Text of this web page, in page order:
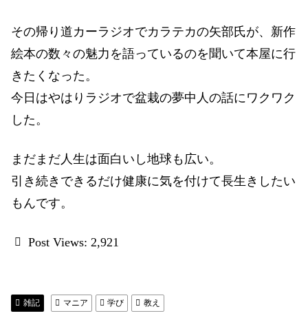
その帰り道カーラジオでカラテカの矢部氏が、新作
絵本の数々の魅力を語っているのを聞いて本屋に行
きたくなった。
今日はやはりラジオで盆栽の夢中人の話にワクワク
した。
まだまだ人生は面白いし地球も広い。
引き続きできるだけ健康に気を付けて長生きしたい
もんです。
Post Views: 2,921
雑記 マニア 学び 教え